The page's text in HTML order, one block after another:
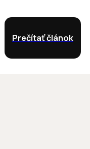
Prečítať článok